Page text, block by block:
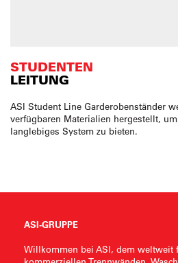
STUDENTEN
LEITUNG
ASI Student Line Garderobenständer
verfügbaren Materialien hergestellt,
langlebiges System zu bieten.
ASI-GRUPPE
Willkommen bei ASI, dem weltweit